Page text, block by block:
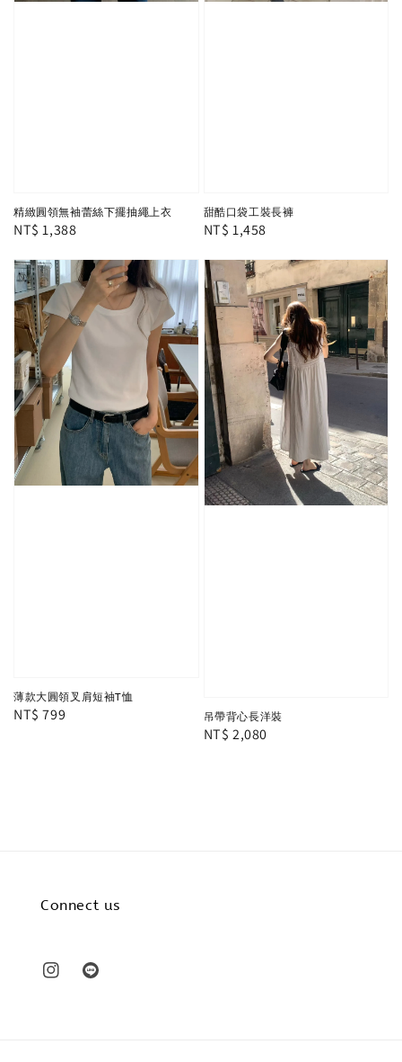
精緻圓領無袖蕾絲下擺抽繩上衣
Regular
NT$ 1,388
甜酷口袋工裝長褲
Regular
NT$ 1,458
薄款大圓領叉肩短袖T恤
Regular
NT$ 799 吊帶背心長洋裝
Regular
NT$ 2,080
Connect us